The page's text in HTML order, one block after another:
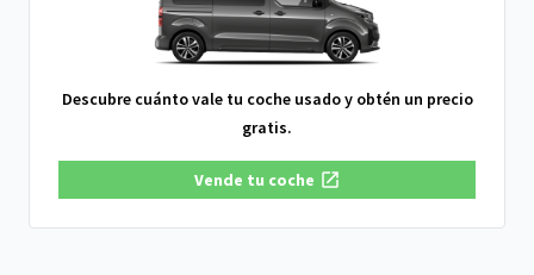
Descubre cuánto vale tu coche usado y obtén un precio
gratis.
Vende tu coche